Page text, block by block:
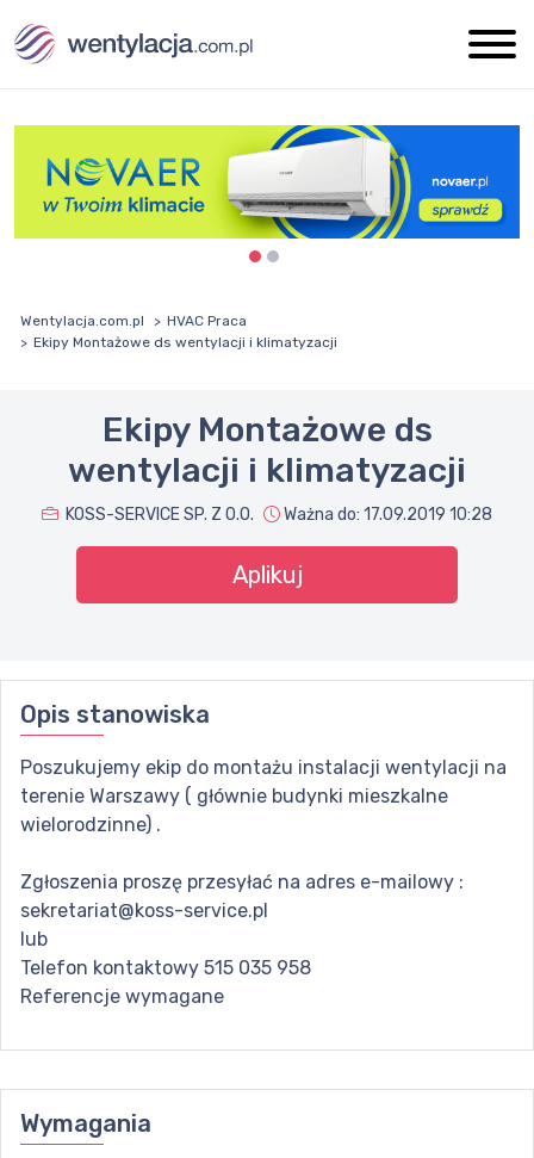
Wentylacja.com.pl
HVAC Praca
Ekipy Montażowe ds wentylacji i klimatyzacji
Ekipy Montażowe ds
wentylacji i klimatyzacji
KOSS-SERVICE SP. Z O.O. Ważna do: 17.09.2019 10:28
Aplikuj
Opis stanowiska
Poszukujemy ekip do montażu instalacji wentylacji na
terenie Warszawy ( głównie budynki mieszkalne
wielorodzinne) .
Zgłoszenia proszę przesyłać na adres e-mailowy :
sekretariat@koss-service.pl
lub
Telefon kontaktowy 515 035 958
Referencje wymagane
Wymagania